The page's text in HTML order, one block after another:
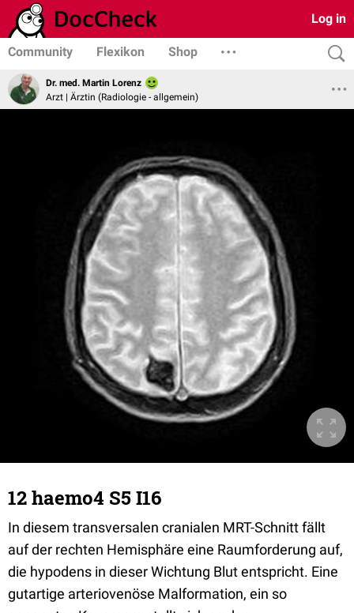
Log in
Community Flexikon Shop
Dr. med. Martin Lorenz
Arzt | Ärztin (Radiologie - allgemein)
12 haemo4 S5 I16
In diesem transversalen cranialen MRT-Schnitt fällt
auf der rechten Hemisphäre eine Raumforderung auf,
die hypodens in dieser Wichtung Blut entspricht. Eine
gutartige arteriovenöse Malformation, ein so